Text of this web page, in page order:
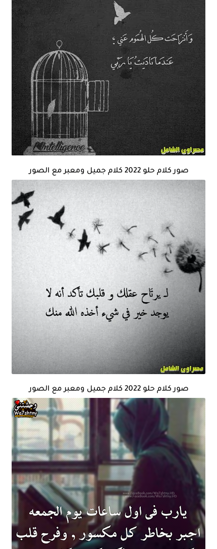
صور كلام حلو 2022 كلام جميل ومعبر مع الصور
صور كلام حلو 2022 كلام جميل ومعبر مع الصور